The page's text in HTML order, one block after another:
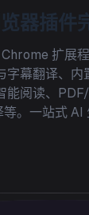
器插件
扩展程
字幕翻译、
能阅读、
。一站式 AI